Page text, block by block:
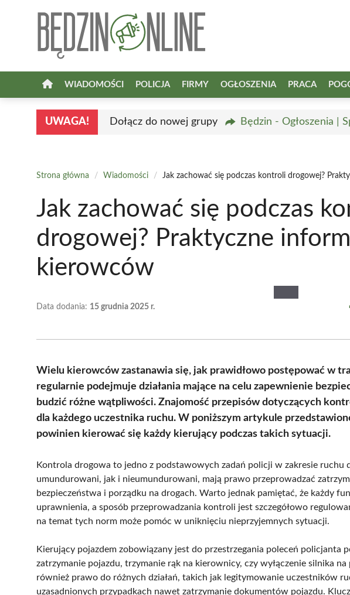
WIADOMOŚCI POLICJA FIRMY OGŁOSZENIA PRACA
UWAGA! Dołącz do nowej grupy Będzin - Ogłoszenia |
Strona główna / Wiadomości / Jak zachować się podczas kontroli drogowej?
Jak zachować się podczas
drogowej? Praktyczne
kierowców
Data dodania: 15 grudnia 2025 r.
Wielu kierowców zastanawia się, jak prawidłowo postępować w
regularnie podejmuje działania mające na celu zapewnienie
budzić różne wątpliwości. Znajomość przepisów dotyczących
dla każdego uczestnika ruchu. W poniższym artykule
powinien kierować się każdy kierujący podczas takich sytuacji.
Kontrola drogowa to jedno z podstawowych zadań policji w zakresie ruchu
umundurowani, jak i nieumundurowani, mają prawo przeprowadzać
bezpieczeństwa i porządku na drogach. Warto jednak pamiętać, że każdy
uprawnienia, a sposób przeprowadzania kontroli jest szczegółowo
na temat tych norm może pomóc w uniknięciu nieprzyjemnych sytuacji.
Kierujący pojazdem zobowiązany jest do przestrzegania poleceń policjanta
zatrzymanie pojazdu, trzymanie rąk na kierownicy, czy wyłączenie silnika
również prawo do różnych działań, takich jak legitymowanie uczestników
uzasadnionych przypadkach nawet zatrzymanie dokumentów pojazdu.